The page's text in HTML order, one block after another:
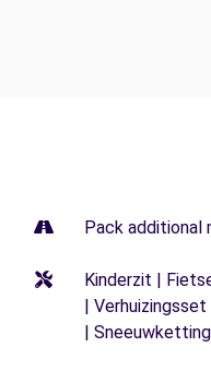
Pack additional
Kinderzit |
|
|